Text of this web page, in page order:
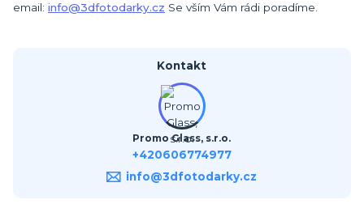
email: info@3dfotodarky.cz Se vším Vám rádi poradíme.
Kontakt
Promo Glass, s.r.o.
+420606774977
info@3dfotodarky.cz